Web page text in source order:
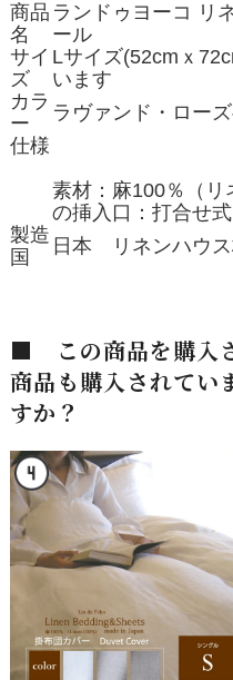
商品
名
ランドゥヨーコ リ
ール
サイ
ズ
Lサイズ(52cmｘ
います
カラ
ー
ラヴァンド・ロー
仕様
素材：麻100％（リ
の挿入口：打合せ式
製造
国
日本 リネンハウ
■ この商品を購入
商品も購入されてい
すか？